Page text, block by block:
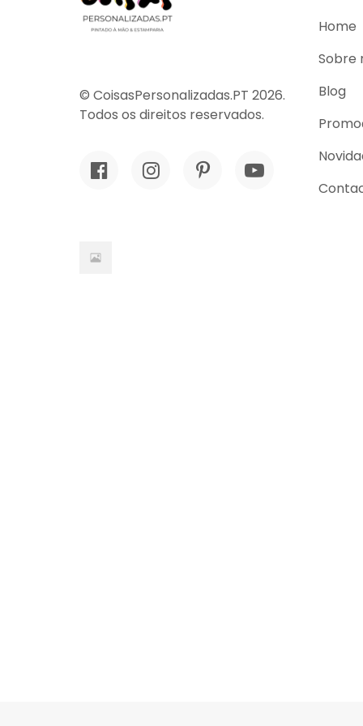
© CoisasPersonalizadas.PT 2026.
Todos os direitos reservados.
Home
Sobre
Blog